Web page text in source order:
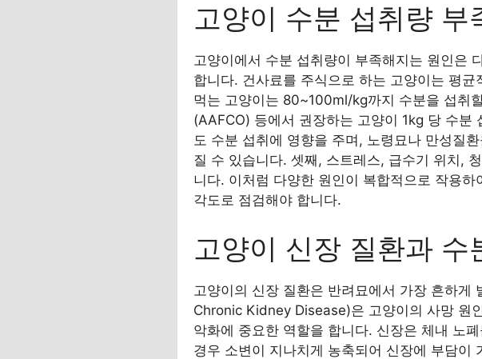
고양이 수분 섭취량 부
고양이에서 수분 섭취량이 부족해지는 원인은
합니다. 건사료를 주식으로 하는 고양이는 평
먹는 고양이는 80~100ml/kg까지 수분을 섭취
(AAFCO) 등에서 권장하는 고양이 1kg 당 수
도 수분 섭취에 영향을 주며, 노령묘나 만성질
질 수 있습니다. 셋째, 스트레스, 급수기 위치,
니다. 이처럼 다양한 원인이 복합적으로 작용
각도로 점검해야 합니다.
고양이 신장 질환과
고양이의 신장 질환은 반려묘에서 가장 흔하게
Chronic Kidney Disease)은 고양이의 사망 원
악화에 중요한 역할을 합니다. 신장은 체내 노
경우 소변이 지나치게 농축되어 신장에 부담이